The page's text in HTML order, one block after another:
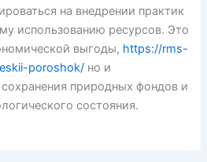
на внедрении практик
использованию ресурсов. Это
выгоды, https://rms-
poroshok/ но и
природных фондов и
состояния.